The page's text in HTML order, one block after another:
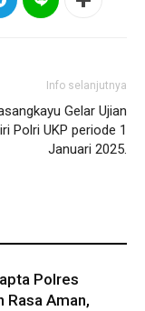
Info selanjutnya
Gelar Ujian
Polri UKP periode 1
Januari 2025.
Polres
Rasa Aman,